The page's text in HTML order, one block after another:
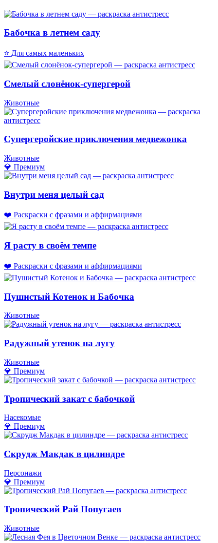
Бабочка в летнем саду
⭐ Для самых маленьких
Смелый слонёнок-супергерой
Животные
Супергеройские приключения медвежонка
Животные
💎 Премиум
Внутри меня целый сад
❤️ Раскраски с фразами и аффирмациями
Я расту в своём темпе
❤️ Раскраски с фразами и аффирмациями
Пушистый Котенок и Бабочка
Животные
Радужный утенок на лугу
Животные
💎 Премиум
Тропический закат с бабочкой
Насекомые
💎 Премиум
Скрудж Макдак в цилиндре
Персонажи
💎 Премиум
Тропический Рай Попугаев
Животные